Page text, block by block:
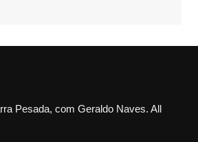
Pesada, com Geraldo Naves. All